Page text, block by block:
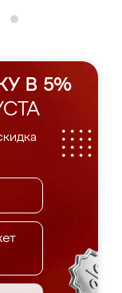
В 5%